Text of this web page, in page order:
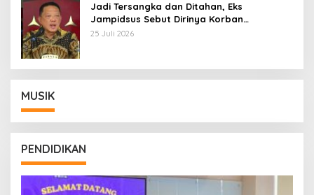
Jadi Tersangka dan Ditahan, Eks
Jampidsus Sebut Dirinya Korban
Kriminalisasi
25 Juli 2026
MUSIK
PENDIDIKAN